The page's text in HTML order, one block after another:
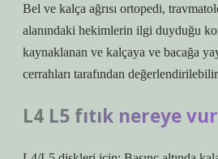
Bel ve kalça ağrısı ortopedi,
alanındaki hekimlerin ilgi duyduğu
kaynaklanan ve kalçaya ve bacağa
cerrahları tarafından
L4 L5 fıtık nereye